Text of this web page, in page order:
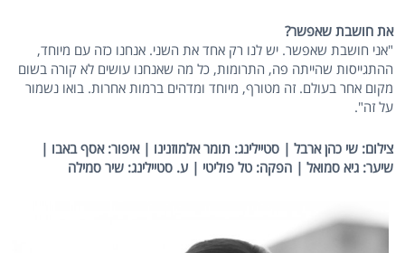
את חושבת שאפשר?
"אני חושבת שאפשר. יש לנו רק אחד את השני. אנחנו כזה עם מיוחד,
ההתגייסות שהייתה פה, התרומות, כל מה שאנחנו עושים לא קורה בשום
מקום אחר בעולם. זה מטורף, מיוחד ומדהים ברמות אחרות. בואו נשמור
על זה".
צילום: שי כהן ארבל | סטיילינג: תומר אלמוזנינו | איפור: אסף באבו |
שיער: גיא סמואל | הפקה: טל פוליטי | ע. סטיילינג: שיר סמילה